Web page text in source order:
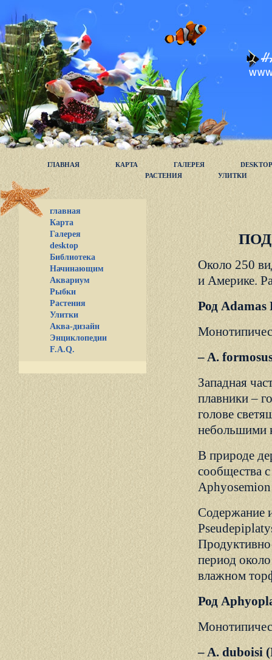
ГЛАВНАЯ КАРТА ГАЛЕРЕЯ
DESKTOP
РАСТЕНИЯ
УЛИТКИ
главная
Карта
Галерея
desktop
Библиотека
Начинающим
Аквариум
Рыбки
Растения
Улитки
Аква-дизайн
Энциклопедии
F.A.Q.
Около 250
и Америке.
Род Adamas
– A.
Западная
плавники –
голове
небольшими
В природе
сообщества
Содержание
период
влажном
Род
– A. duboisi